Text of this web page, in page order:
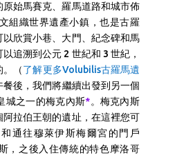
始馬賽克、羅馬道路和城市佈
組織世界遺產小鎮，也是古羅
欣賞小巷、大門、紀念碑和馬
追溯到公元 2 世紀和 3 世紀，
。（了解更多Volubilis古羅馬遺
餐後，我們將繼續出發到另一個
城之一的梅克內斯*。梅克內斯
拉伯王朝的遺址，在這裡您可
通往穆萊伊斯梅爾宮的門戶
，之後入住傳統的特色摩洛哥